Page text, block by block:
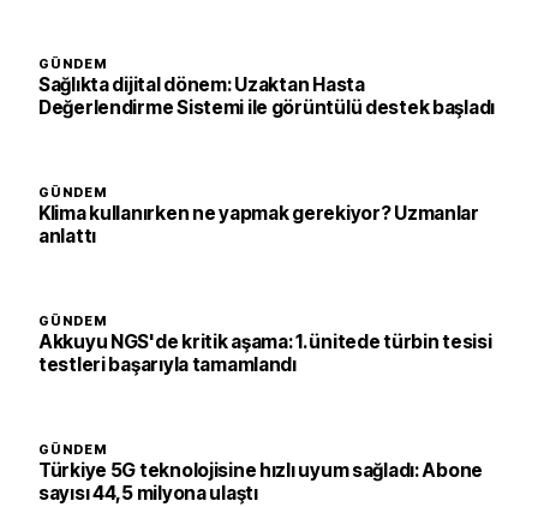
GÜNDEM
Sağlıkta dijital dönem: Uzaktan Hasta
Değerlendirme Sistemi ile görüntülü destek başladı
GÜNDEM
Klima kullanırken ne yapmak gerekiyor? Uzmanlar
anlattı
GÜNDEM
Akkuyu NGS'de kritik aşama: 1. ünitede türbin tesisi
testleri başarıyla tamamlandı
GÜNDEM
Türkiye 5G teknolojisine hızlı uyum sağladı: Abone
sayısı 44,5 milyona ulaştı